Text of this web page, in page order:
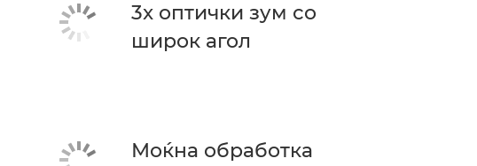
3x оптички зум со
широк агол
Моќна обработка